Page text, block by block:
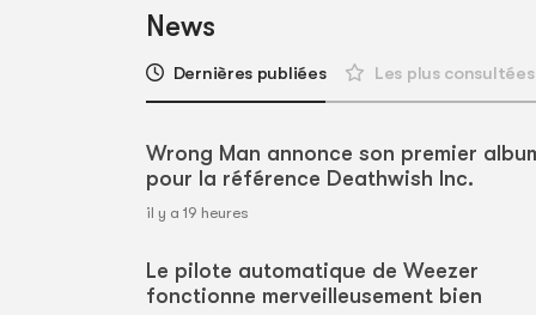
News
Dernières publiées Les plus consultées
Wrong Man annonce son premier
pour la référence Deathwish Inc.
il y a 19 heures
Le pilote automatique de Weezer
fonctionne merveilleusement bien